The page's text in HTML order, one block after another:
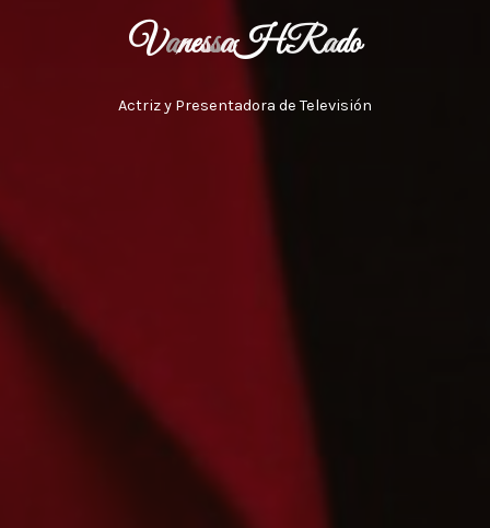
VanessaHRado
Actriz y Presentadora de Televisión